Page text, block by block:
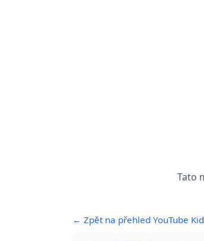
Tato
← Zpět na přehled YouTube